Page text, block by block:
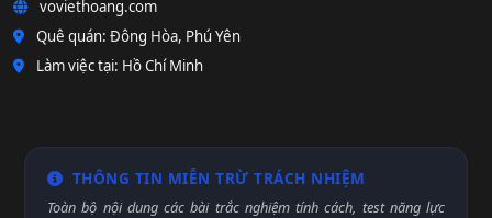
voviethoang.com
Quê quán: Đông Hòa, Phú Yên
Làm việc tại: Hồ Chí Minh
THÔNG TIN MIỄN TRỪ TRÁCH NHIỆM
Toàn bộ nội dung các bài trắc nghiệm tính cách, test năng lực